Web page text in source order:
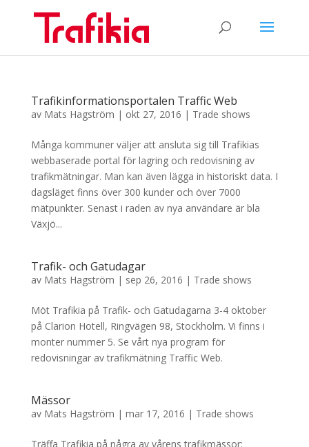
Trafikinformationsportalen Traffic Web
av Mats Hagström | okt 27, 2016 | Trade shows
Många kommuner väljer att ansluta sig till Trafikias
webbaserade portal för lagring och redovisning av
trafikmätningar. Man kan även lägga in historiskt data. I
dagsläget finns över 300 kunder och över 7000
mätpunkter. Senast i raden av nya användare är bla
Växjö...
Trafik- och Gatudagar
av Mats Hagström | sep 26, 2016 | Trade shows
Möt Trafikia på Trafik- och Gatudagarna 3-4 oktober
på Clarion Hotell, Ringvägen 98, Stockholm. Vi finns i
monter nummer 5. Se vårt nya program för
redovisningar av trafikmätning Traffic Web.
Mässor
av Mats Hagström | mar 17, 2016 | Trade shows
Träffa Trafikia på några av vårens trafikmässor: